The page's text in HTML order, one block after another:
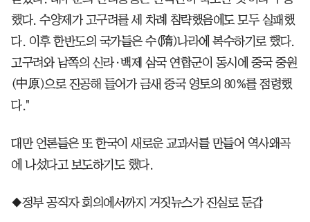
했다. 수양제가 고구려를 세 차례 침략했음에도 모두 실패했
다. 이후 한반도의 국가들은 수(隋)나라에 복수하기로 했다.
고구려와 남쪽의 신라·백제 삼국 연합군이 동시에 중국 중원
(中原)으로 진공해 들어가 금새 중국 영토의 80%를 점령했
다."
대만 언론들은 또 한국이 새로운 교과서를 만들어 역사왜곡
에 나섰다고 보도하기도 했다.
◆정부 공직자 회의에서까지 거짓뉴스가 진실로 둔갑